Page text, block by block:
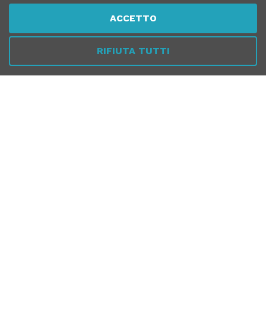
GUIDA ALLA NAVIGAZIONE
RIFIUTA TUTTI
ACCETTO